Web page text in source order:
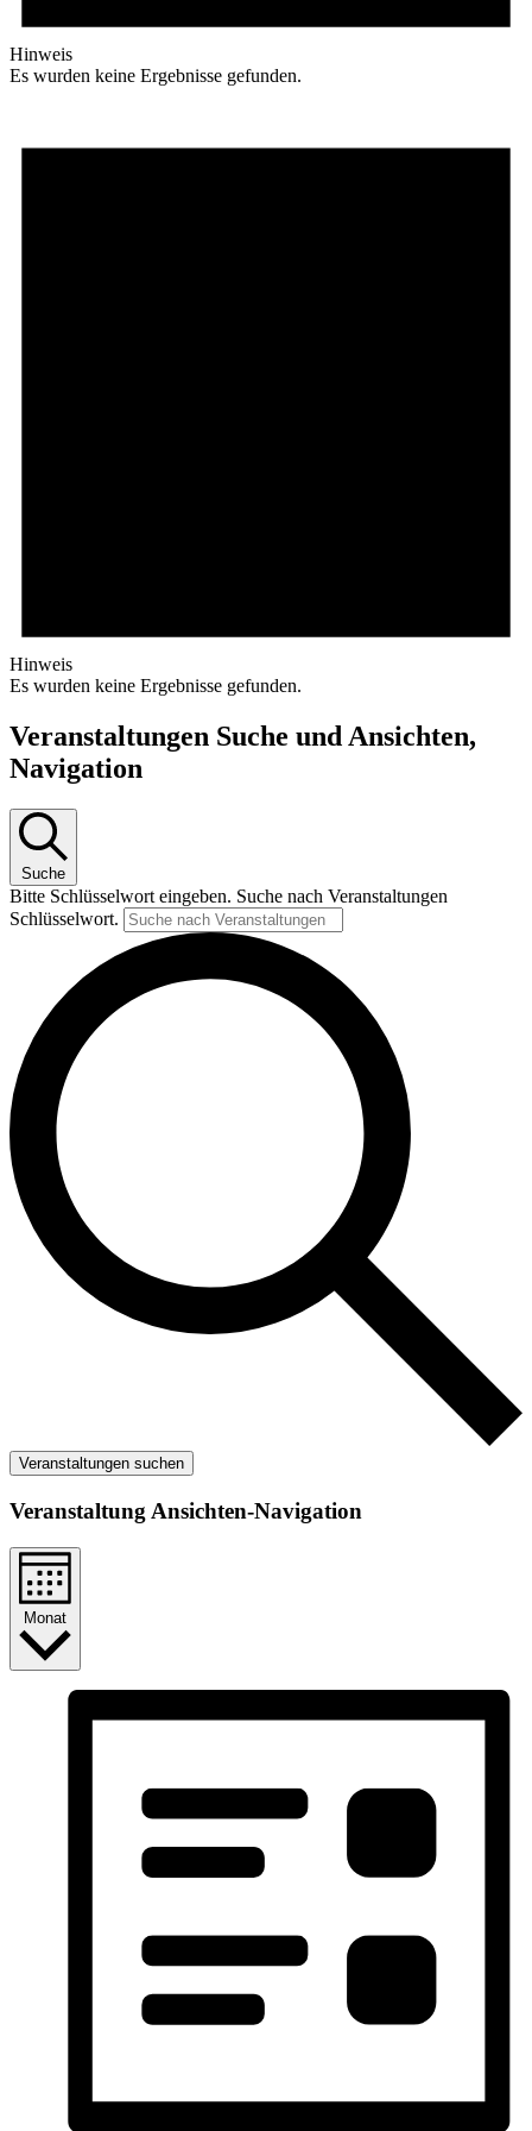
Hinweis
Es wurden keine Ergebnisse gefunden.
Hinweis
Es wurden keine Ergebnisse gefunden.
Veranstaltungen Suche und Ansichten,
Navigation
Suche
Bitte Schlüsselwort eingeben. Suche nach Veranstaltungen
Schlüsselwort.
Veranstaltungen suchen
Veranstaltung Ansichten-Navigation
Monat